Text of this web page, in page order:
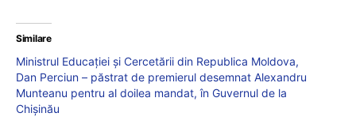
Similare
Ministrul Educației și Cercetării din Republica Moldova,
Dan Perciun – păstrat de premierul desemnat Alexandru
Munteanu pentru al doilea mandat, în Guvernul de la
Chișinău